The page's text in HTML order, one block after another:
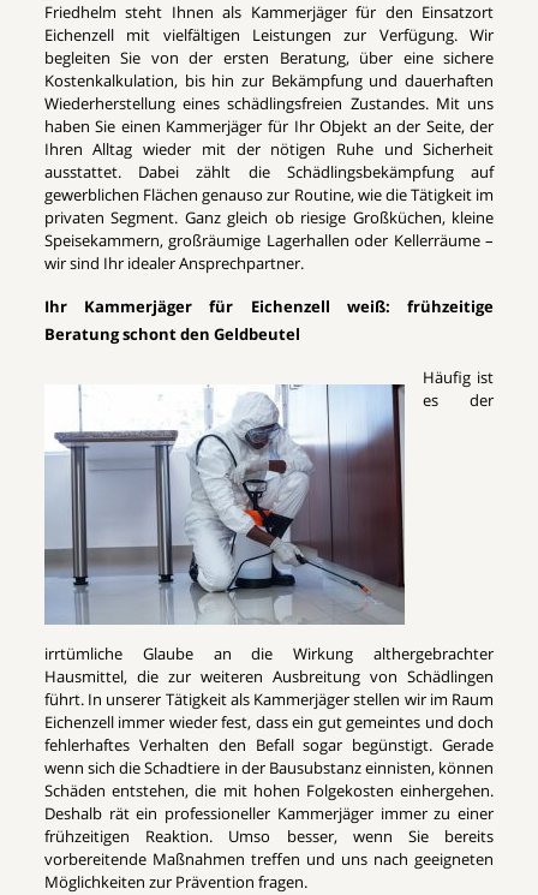
Friedhelm steht Ihnen als Kammerjäger für den Einsatzort
Eichenzell mit vielfältigen Leistungen zur Verfügung. Wir
begleiten Sie von der ersten Beratung, über eine sichere
Kostenkalkulation, bis hin zur Bekämpfung und dauerhaften
Wiederherstellung eines schädlingsfreien Zustandes. Mit uns
haben Sie einen Kammerjäger für Ihr Objekt an der Seite, der
Ihren Alltag wieder mit der nötigen Ruhe und Sicherheit
ausstattet. Dabei zählt die Schädlingsbekämpfung auf
gewerblichen Flächen genauso zur Routine, wie die Tätigkeit im
privaten Segment. Ganz gleich ob riesige Großküchen, kleine
Speisekammern, großräumige Lagerhallen oder Kellerräume –
wir sind Ihr idealer Ansprechpartner.
Ihr Kammerjäger für Eichenzell weiß: frühzeitige
Beratung schont den Geldbeutel
Häufig ist
es der
irrtümliche Glaube an die Wirkung althergebrachter
Hausmittel, die zur weiteren Ausbreitung von Schädlingen
führt. In unserer Tätigkeit als Kammerjäger stellen wir im Raum
Eichenzell immer wieder fest, dass ein gut gemeintes und doch
fehlerhaftes Verhalten den Befall sogar begünstigt. Gerade
wenn sich die Schadtiere in der Bausubstanz einnisten, können
Schäden entstehen, die mit hohen Folgekosten einhergehen.
Deshalb rät ein professioneller Kammerjäger immer zu einer
frühzeitigen Reaktion. Umso besser, wenn Sie bereits
vorbereitende Maßnahmen treffen und uns nach geeigneten
Möglichkeiten zur Prävention fragen.